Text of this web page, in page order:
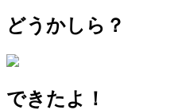
どうかしら？
できたよ！